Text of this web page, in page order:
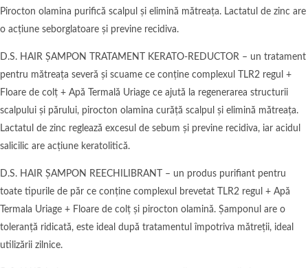
Pirocton olamina purifică scalpul și elimină mătreața. Lactatul de zinc are
o acțiune seborglatoare și previne recidiva.
D.S. HAIR ȘAMPON TRATAMENT KERATO-REDUCTOR – un tratament
pentru mătreața severă și scuame ce conține complexul TLR2 regul +
Floare de colț + Apă Termală Uriage ce ajută la regenerarea structurii
scalpului și părului, pirocton olamina curăță scalpul și elimină mătreața.
Lactatul de zinc reglează excesul de sebum și previne recidiva, iar acidul
salicilic are acțiune keratolitică.
D.S. HAIR ȘAMPON REECHILIBRANT – un produs purifiant pentru
toate tipurile de păr ce conține complexul brevetat TLR2 regul + Apă
Termala Uriage + Floare de colț și pirocton olamină. Șamponul are o
toleranță ridicată, este ideal după tratamentul împotriva mătreții, ideal
utilizării zilnice.